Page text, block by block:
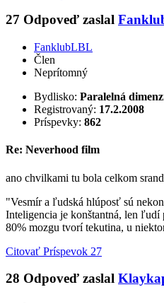
27 Odpoveď zaslal
FanklubLBL
Člen
Neprítomný
Bydlisko: Paralelná
Registrovaný: 17.2.2008
Príspevky: 862
Re: Neverhood film
ano chvilkami tu bola celkom
"Vesmír a ľudská hlúposť sú
Inteligencia je konštantná, len ľudí
80% mozgu tvorí tekutina, u
Citovať Príspevok 27
28 Odpoveď zaslal